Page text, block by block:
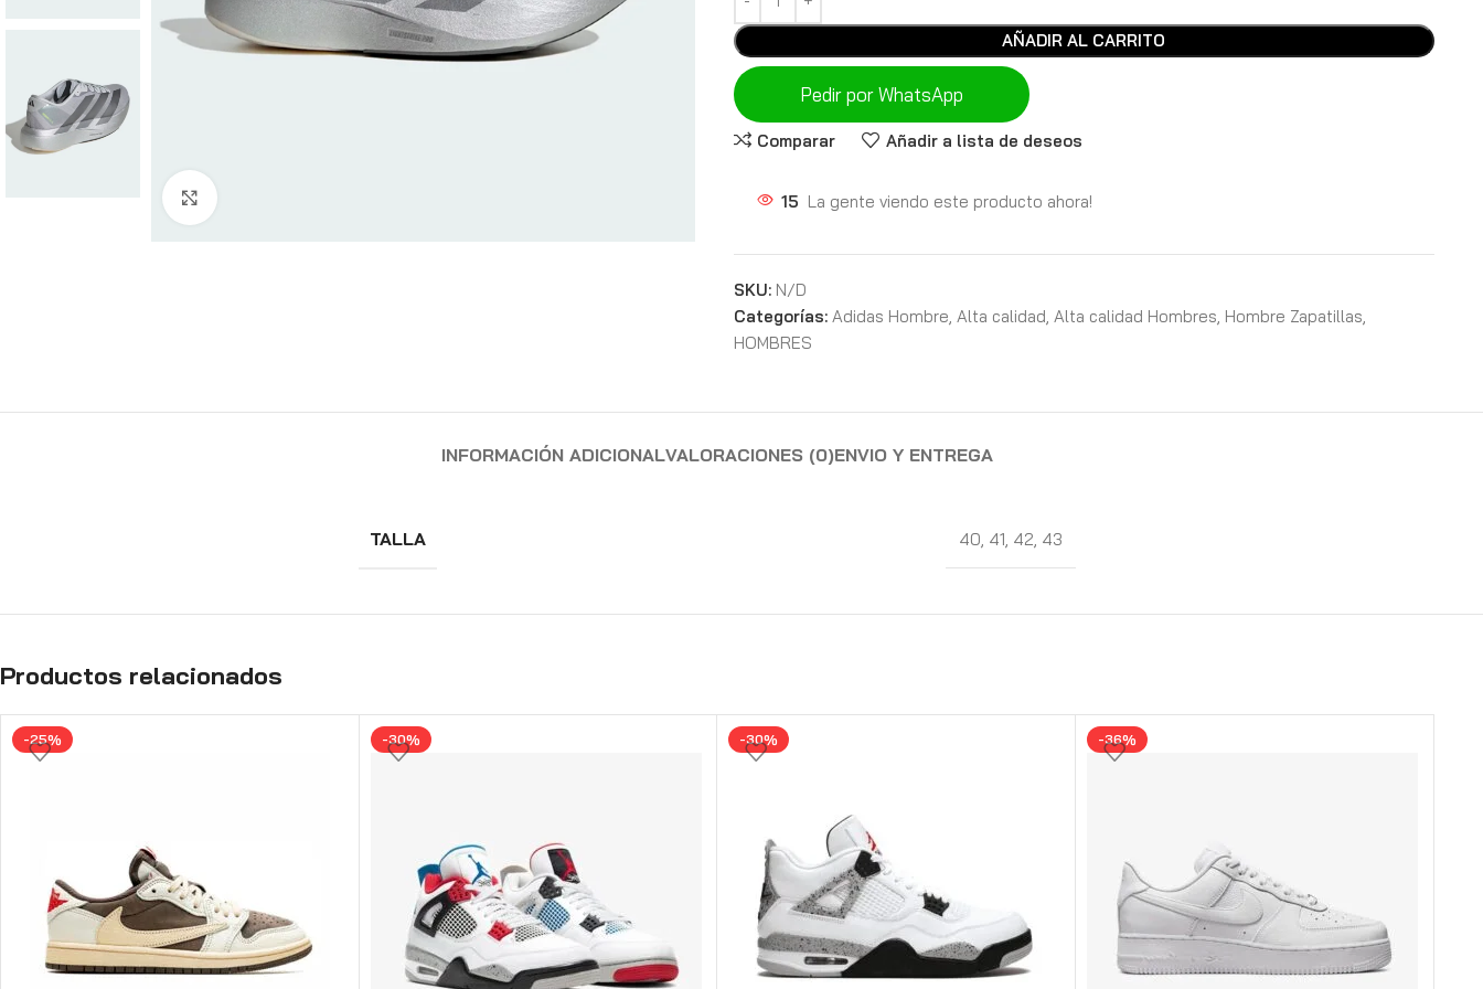
AÑADIR AL CARRITO
Pedir por WhatsApp
Comparar Añadir a lista de deseos
15 La gente viendo este producto ahora!
SKU: N/D
Categorías: Adidas Hombre, Alta calidad, Alta calidad Hombres, Hombre Zapatillas,
HOMBRES
INFORMACIÓN ADICIONALVALORACIONES (0)ENVIO Y ENTREGA
TALLA 40, 41, 42, 43
Productos relacionados
-25% -30% -30% -36%